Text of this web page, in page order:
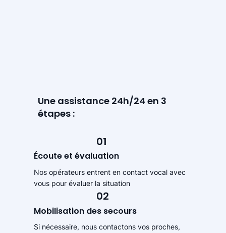
Une assistance 24h/24 en 3
étapes :
01
Écoute et évaluation
Nos opérateurs entrent en contact vocal avec
vous pour évaluer la situation
02
Mobilisation des secours
Si nécessaire, nous contactons vos proches,